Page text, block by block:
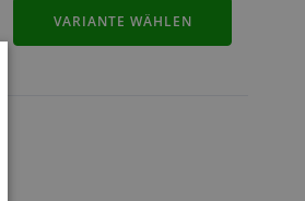
VARIANTE WÄHLEN